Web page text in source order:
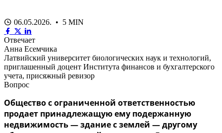
06.05.2026. • 5 MIN
Отвечает
Анна Есемчика
Латвийский университет биологических наук и технологий,
приглашенный доцент Института финансов и бухгалтерского
учета, присяжный ревизор
Вопрос
Общество с ограниченной ответственностью
продает принадлежащую ему подержанную
недвижимость — здание с землей — другому